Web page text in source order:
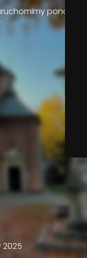
ponownie